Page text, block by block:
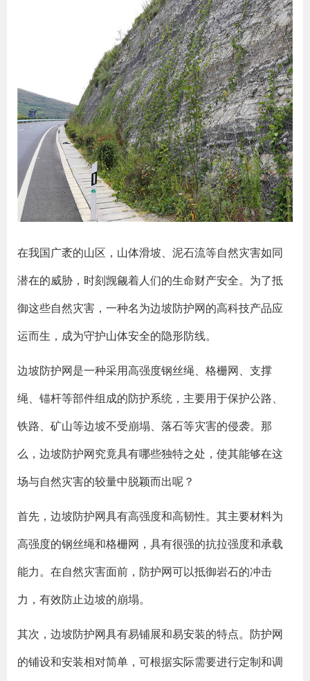
在我国广袤的山区，山体滑坡、泥石流等自然灾害如同
潜在的威胁，时刻觊觎着人们的生命财产安全。为了抵
御这些自然灾害，一种名为边坡防护网的高科技产品应
运而生，成为守护山体安全的隐形防线。
边坡防护网是一种采用高强度钢丝绳、格栅网、支撑
绳、锚杆等部件组成的防护系统，主要用于保护公路、
铁路、矿山等边坡不受崩塌、落石等灾害的侵袭。那
么，边坡防护网究竟具有哪些独特之处，使其能够在这
场与自然灾害的较量中脱颖而出呢？
首先，边坡防护网具有高强度和高韧性。其主要材料为
高强度的钢丝绳和格栅网，具有很强的抗拉强度和承载
能力。在自然灾害面前，防护网可以抵御岩石的冲击
力，有效防止边坡的崩塌。
其次，边坡防护网具有易铺展和易安装的特点。防护网
的铺设和安装相对简单，可根据实际需要进行定制和调